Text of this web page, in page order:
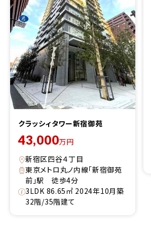
クラッシィタワー新宿御苑
43,000万円
新宿区四谷４丁目
東京メトロ丸ノ内線「新宿御苑
前」駅 徒歩4分
3LDK 86.65㎡ 2024年10月築
32階/35階建て